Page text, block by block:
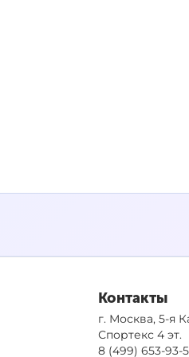
Контакты
г. Москва, 5-я
Спортекс 4 эт.
8 (499) 653-93-